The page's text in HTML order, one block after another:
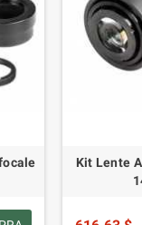
Kit Lente